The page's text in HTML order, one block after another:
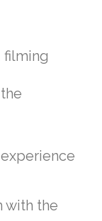
filming
with the